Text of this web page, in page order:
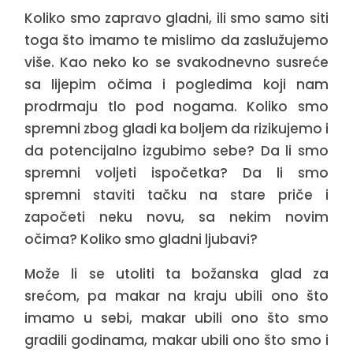
Koliko smo zapravo gladni, ili smo samo siti
toga što imamo te mislimo da zaslužujemo
više. Kao neko ko se svakodnevno susreće
sa lijepim očima i pogledima koji nam
prodrmaju tlo pod nogama. Koliko smo
spremni zbog gladi ka boljem da rizikujemo i
da potencijalno izgubimo sebe? Da li smo
spremni voljeti ispočetka? Da li smo
spremni staviti tačku na stare priče i
započeti neku novu, sa nekim novim
očima? Koliko smo gladni ljubavi?
Može li se utoliti ta božanska glad za
srećom, pa makar na kraju ubili ono što
imamo u sebi, makar ubili ono što smo
gradili godinama, makar ubili ono što smo i